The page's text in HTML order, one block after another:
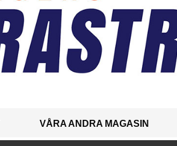
VÅRA ANDRA MAGASIN